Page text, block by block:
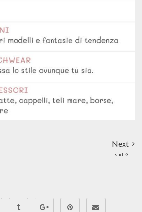
Next
slide3